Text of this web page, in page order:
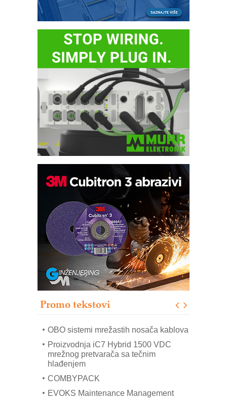
Promo tekstovi
Potpuna efikasnost bez složenih
sistema
Trajna oznaka kao dugoročna korist
Bezbednost na prvom mestu!
IB BLUMENAUER - više od 40 godina
poverenja u industriji
RMQ-TITAN ADVANCED INDICATOR
– Pametna signalizacija za efikasnije
upravljanje mašinama
Mitutoyo Crysta-Apex V PLUS: Nova
OBO sistemi mrežastih nosača kablova
Proizvodnja iC7 Hybrid 1500 VDC
mrežnog pretvarača sa tečnim
hlađenjem
COMBYPACK
EVOKS Maintenance Management